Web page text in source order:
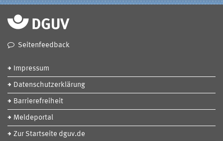
Seitenfeedback
Impressum
Datenschutzerklärung
Barrierefreiheit
Meldeportal
Zur Startseite dguv.de